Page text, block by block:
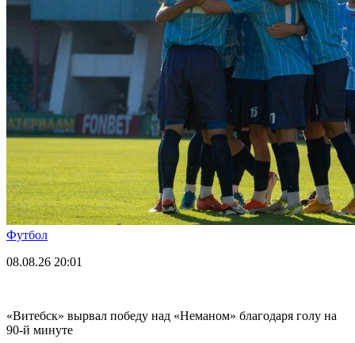
Футбол
08.08.26 20:01
«Витебск» вырвал победу над «Неманом» благодаря голу на
90-й минуте